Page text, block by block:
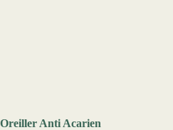
Oreiller Anti Acarien